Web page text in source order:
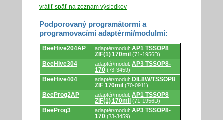
vrátiť späť na zoznam výsledkov
Podporovaný programátormi a
programovacími adaptérmi/modulmi:
Podporovaný
programátormi
a
programovacími
BeeHive204AP adaptér/modul: AP1 TSSOP8
ZIF(1) 170mil (71-1956D)
BeeHive304 adaptér/modul: AP3 TSSOP8-
170 (73-3459)
BeeHive404 adaptér/modul: DIL8W/TSSOP8
ZIF 170mil (70-0911)
BeeProg2AP adaptér/modul: AP1 TSSOP8
ZIF(1) 170mil (71-1956D)
BeeProg3 adaptér/modul: AP3 TSSOP8-
170 (73-3459)